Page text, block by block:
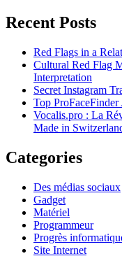
Recent Posts
Red Flags in a
Cultural Red Flag
Interpretation
Secret Instagram
Top
Vocalis.pro : La
Made in
Categories
Des médias sociaux
Gadget
Matériel
Programmeur
Progrès
Site Internet